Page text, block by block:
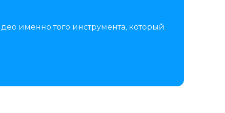
именно того инструмента, который